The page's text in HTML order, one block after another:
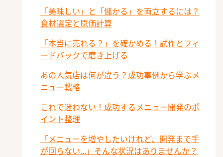
「美味しい」と「儲かる」を両立するには？
食材選定と原価計算
「本当に売れる？」を確かめる！試作とフィ
ードバックで磨き上げる
あの人気店は何が違う？成功事例から学ぶメ
ニュー戦略
これで迷わない！成功するメニュー開発のポ
イント整理
「メニューを増やしたいけれど、開発まで手
が回らない...」そんな状況はありませんか？